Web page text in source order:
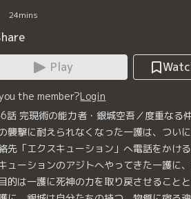
24mins
Play
the member?Login
話 完現術の能力者・銀城空吾／度重なる
襲撃に耐えられなくなった一護は、つい
先「エクスキューション」へ電話をかけ
ューションのアジトへやってきた一護に
的は一護に死神の力を取り戻させること